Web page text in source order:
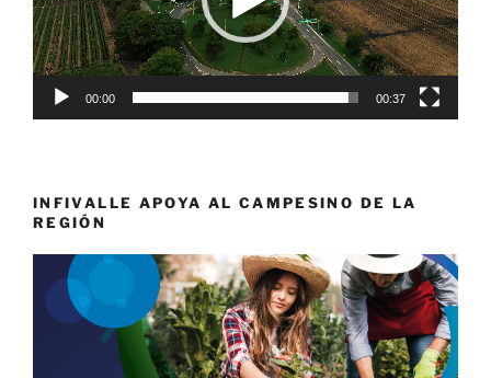
00:00 00:37
INFIVALLE APOYA AL CAMPESINO DE LA
REGIÓN